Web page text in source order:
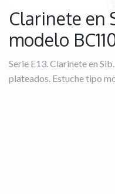
Clarinete en
modelo
Serie E13. Clarinete en
plateados. Estuche tipo